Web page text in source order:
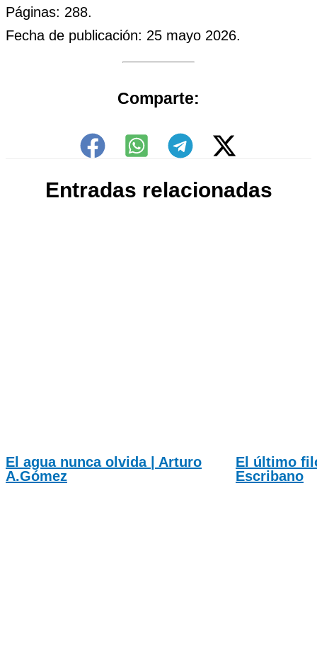
Páginas: 288.
Fecha de publicación: 25 mayo 2026.
Comparte:
Entradas relacionadas
El agua nunca olvida | Arturo
A.Gómez
El último
Escribano